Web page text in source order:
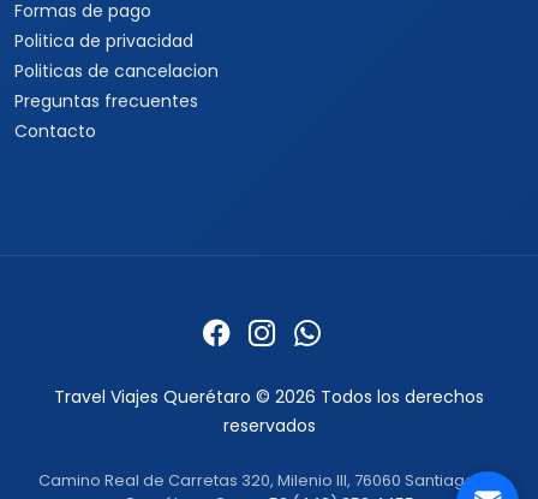
Formas de pago
Politica de privacidad
Politicas de cancelacion
Preguntas frecuentes
Contacto
Travel Viajes Querétaro © 2026 Todos los derechos
reservados
Camino Real de Carretas 320, Milenio III, 76060 Santiago de